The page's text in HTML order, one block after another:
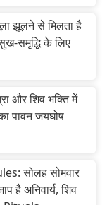
झूलने से मिलता है
समृद्धि के लिए
और शिव भक्ति में
पावन जयघोष
सोलह सोमवार
है अनिवार्य, शिव